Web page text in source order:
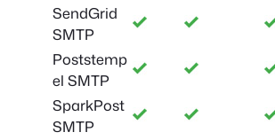
SendGrid
SMTP
Poststemp
el SMTP
SparkPost
SMTP